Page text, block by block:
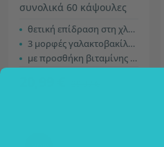
συνολικά 60 κάψουλες
θετική επίδραση στη χλωρίδα
3 μορφές γαλακτοβακίλλων
με προσθήκη βιταμίνης Β9 – φολικό οξύ